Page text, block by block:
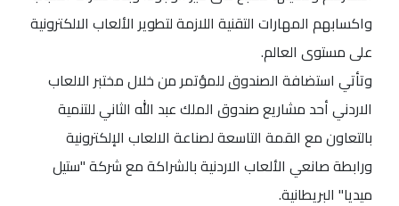
واكسابهم المهارات التقنية اللازمة لتطوير الألعاب الالكترونية
على مستوى العالم.
وتأتي استضافة الصندوق للمؤتمر من خلال مختبر الالعاب
الاردني أحد مشاريع صندوق الملك عبد الله الثاني للتنمية
بالتعاون مع القمة التاسعة لصناعة الالعاب الإلكترونية
ورابطة صانعي الألعاب الاردنية بالشراكة مع شركة "ستيل
ميديا" البريطانية.